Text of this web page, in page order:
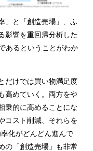
」と「創造売場」、ふ
影響を重回帰分析した
あるということがわか
だけでは買い物満足度
高めていく。両方をや
乗的に高めることにな
コスト削減、それらを
化がどんどん進んで
の「創造売場」も非常